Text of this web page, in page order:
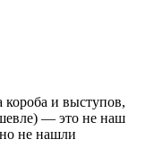
короба и выступов,
— это не наш
не нашли